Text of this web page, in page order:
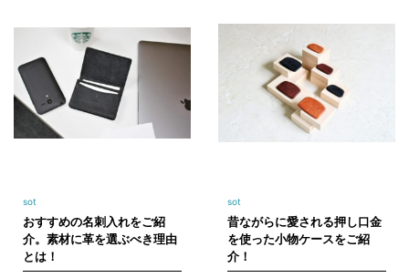
sot
おすすめの名刺入れをご紹
介。素材に革を選ぶべき理由
とは！
sot
昔ながらに愛される押し口金
を使った小物ケースをご紹
介！